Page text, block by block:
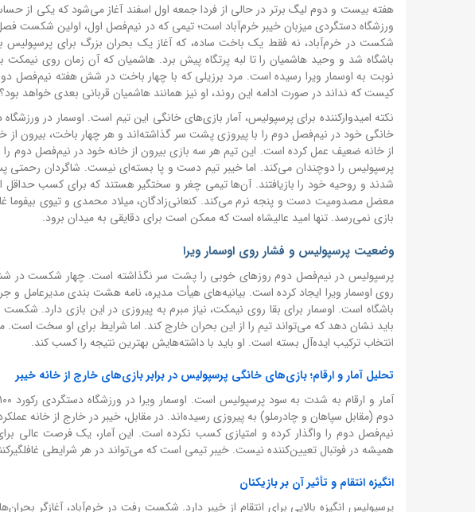
هفته بیست و دوم لیگ برتر در حالی از فردا جمعه اول اسفند آغاز می‌شود که یکی از
ورزشگاه دستگردی میزبان خیبر خرم‌آباد است؛ تیمی که در نیم‌فصل اول، اولین شکست
شکست در خرم‌آباد، نه فقط یک باخت ساده، که آغاز یک بحران بزرگ برای پرسپولیس
باشگاه شد و وحید هاشمیان را تا لبه پرتگاه پیش برد. هاشمیان که آن زمان روی نیمکت
نوبت به اوسمار ویرا رسیده است. مرد برزیلی که با چهار باخت در شش هفته نیم‌فصل
کیست که نداند در صورت ادامه این روند، او نیز همانند هاشمیان قربانی بعدی خواهد بود؟
خانگی خود در نیم‌فصل دوم را با پیروزی پشت سر گذاشته‌اند و هر چهار باخت، بیرون
از خانه ضعیف عمل کرده است. این تیم هر سه بازی بیرون از خانه خود در نیم‌فصل دوم
پرسپولیس را دوچندان می‌کند. اما خیبر تیم دست و پا بسته‌ای نیست. شاگردان رحمتی
شدند و روحیه خود را بازیافتند. آن‌ها تیمی چغر و سختگیر هستند که برای کسب حداقل
معضل مصدومیت دست و پنجه نرم می‌کند. کنعانی‌زادگان، میلاد محمدی و تیوی بیفوما
بازی نمی‌رسد. تنها امید عالیشاه است که ممکن است برای دقایقی به میدان برود.
وضعیت پرسپولیس و فشار روی اوسمار ویرا
پرسپولیس در نیم‌فصل دوم روزهای خوبی را پشت سر نگذاشته است. چهار شکست در شش
باشگاه است. اوسمار برای بقا روی نیمکت، نیاز مبرم به پیروزی در این بازی دارد. شکست
باید نشان دهد که می‌تواند تیم را از این بحران خارج کند. اما شرایط برای او سخت
انتخاب ترکیب ایده‌آل بسته است. او باید با داشته‌هایش بهترین نتیجه را کسب کند.
تحلیل آمار و ارقام؛ بازی‌های خانگی پرسپولیس در برابر بازی‌های خارج از خانه خیبر
دوم (مقابل سپاهان و چادرملو) به پیروزی رسیده‌اند. در مقابل، خیبر در خارج از خانه
نیم‌فصل دوم را واگذار کرده و امتیازی کسب نکرده است. این آمار، یک فرصت عالی
همیشه در فوتبال تعیین‌کننده نیست. خیبر تیمی است که می‌تواند در هر شرایطی
انگیزه انتقام و تأثیر آن بر بازیکنان
پرسپولیس انگیزه بالایی برای انتقام از خیبر دارد. شکست رفت در خرم‌آباد، آغازگر